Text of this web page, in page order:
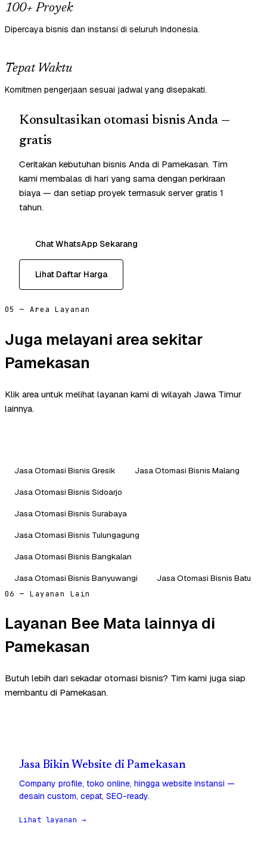
100+ Proyek
Dipercaya bisnis dan instansi di seluruh Indonesia.
Tepat Waktu
Komitmen pengerjaan sesuai jadwal yang disepakati.
Konsultasikan otomasi bisnis Anda —
gratis
Ceritakan kebutuhan bisnis Anda di Pamekasan. Tim
kami membalas di hari yang sama dengan perkiraan
biaya — dan setiap proyek termasuk server gratis 1
tahun.
Chat WhatsApp Sekarang
Lihat Daftar Harga
05 — Area Layanan
Juga melayani area sekitar
Pamekasan
Klik area untuk melihat layanan kami di wilayah Jawa Timur
lainnya.
Jasa Otomasi Bisnis Gresik
Jasa Otomasi Bisnis Malang
Jasa Otomasi Bisnis Sidoarjo
Jasa Otomasi Bisnis Surabaya
Jasa Otomasi Bisnis Tulungagung
Jasa Otomasi Bisnis Bangkalan
Jasa Otomasi Bisnis Banyuwangi
Jasa Otomasi Bisnis Batu
06 — Layanan Lain
Layanan Bee Mata lainnya di
Pamekasan
Butuh lebih dari sekadar otomasi bisnis? Tim kami juga siap
membantu di Pamekasan.
Jasa Bikin Website di Pamekasan
Company profile, toko online, hingga website instansi —
desain custom, cepat, SEO-ready.
Lihat layanan →